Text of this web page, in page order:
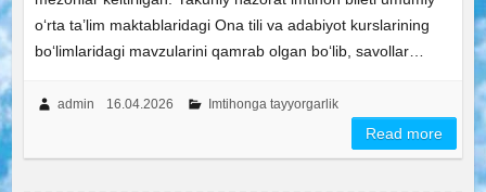
o‘rta ta’lim maktablaridagi Ona tili va adabiyot kurslarining
bo‘limlaridagi mavzularini qamrab olgan bo‘lib, savollar…
admin 16.04.2026 Imtihonga tayyorgarlik
Read more